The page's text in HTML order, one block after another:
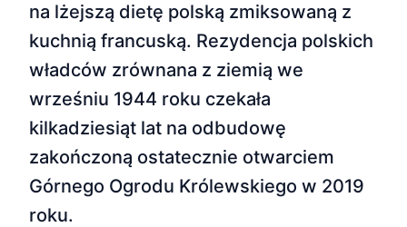
na lżejszą dietę polską zmiksowaną z
kuchnią francuską. Rezydencja polskich
władców zrównana z ziemią we
wrześniu 1944 roku czekała
kilkadziesiąt lat na odbudowę
zakończoną ostatecznie otwarciem
Górnego Ogrodu Królewskiego w 2019
roku.